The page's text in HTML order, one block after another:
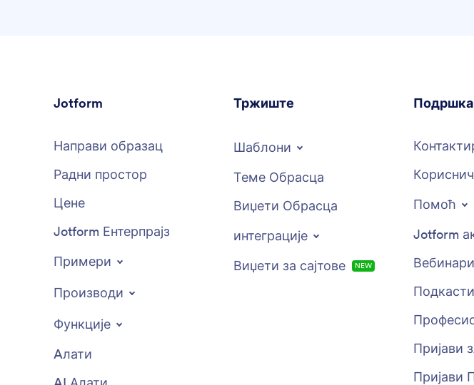
Jotform
Направи образац
Радни простор
Цене
Jotform Ентерпрајз
Примери
Производи
Функције
Aлати
Тржиште
Шаблони
Теме Обрасца
Виџети Обрасца
интеграције
Виџети за сајтове
NEW
Подршка
Помоћ
Jotform
Вебинари
Подкасти
Пријави
Пријави